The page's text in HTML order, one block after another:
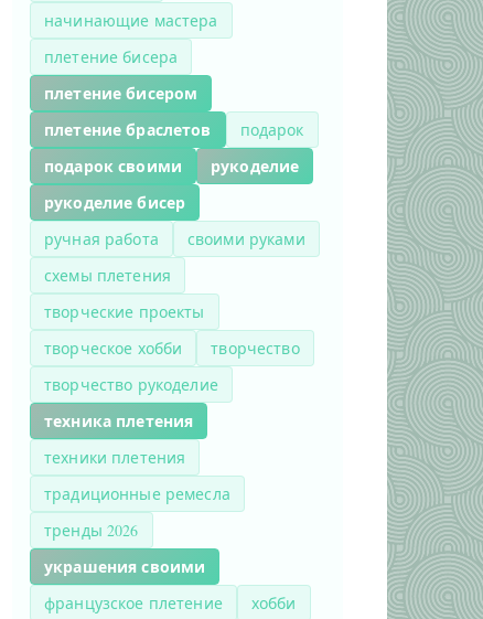
начинающие мастера
плетение бисера
плетение бисером
плетение браслетов
подарок
подарок своими
рукоделие
рукоделие бисер
ручная работа
своими руками
схемы плетения
творческие проекты
творческое хобби
творчество
творчество рукоделие
техника плетения
техники плетения
традиционные ремесла
тренды 2026
украшения своими
французское плетение
хобби